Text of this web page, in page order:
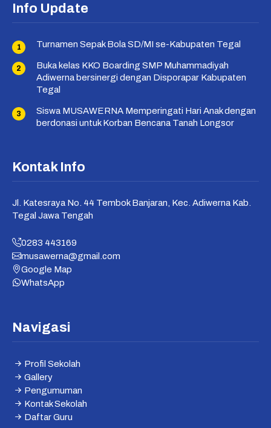
Info Update
Turnamen Sepak Bola SD/MI se-Kabupaten Tegal
Buka kelas KKO Boarding SMP Muhammadiyah
Adiwerna bersinergi dengan Disporapar Kabupaten
Tegal
Siswa MUSAWERNA Memperingati Hari Anak dengan
berdonasi untuk Korban Bencana Tanah Longsor
Kontak Info
Jl. Katesraya No. 44 Tembok Banjaran, Kec. Adiwerna Kab.
Tegal Jawa Tengah
0283 443169
musawerna@gmail.com
Google Map
WhatsApp
Navigasi
Profil Sekolah
Gallery
Pengumuman
Kontak Sekolah
Daftar Guru